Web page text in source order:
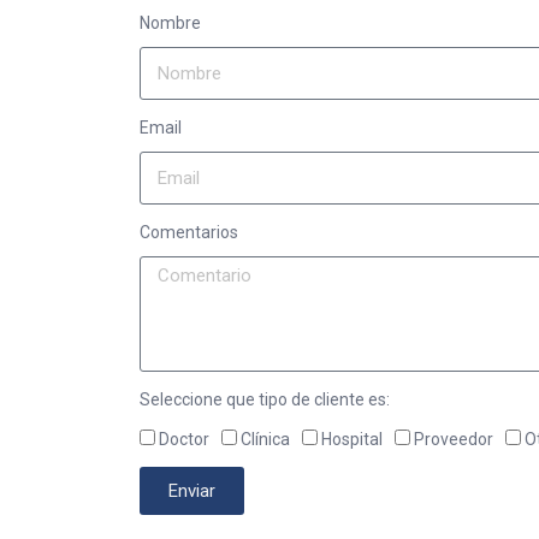
Nombre
Email
Comentarios
Seleccione que tipo de cliente es:
Doctor Clínica Hospital Proveedor
Enviar